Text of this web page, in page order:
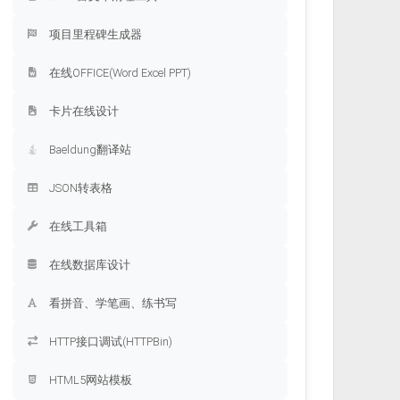
项目里程碑生成器
在线OFFICE(Word Excel PPT)
卡片在线设计
Baeldung翻译站
JSON转表格
在线工具箱
在线数据库设计
看拼音、学笔画、练书写
HTTP接口调试(HTTPBin)
HTML5网站模板